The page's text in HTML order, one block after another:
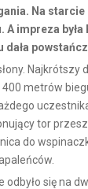
Na
A impreza była
dała
metrów
tor
do
odbyło się na